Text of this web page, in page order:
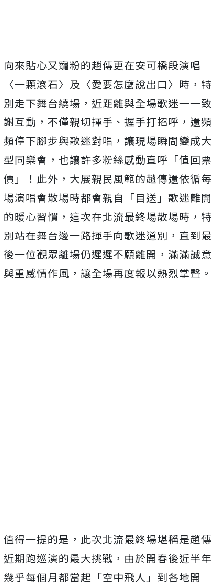
向來貼心又寵粉的趙傳更在安可橋段演唱
〈一顆滾石〉及〈愛要怎麼說出口〉時，特
別走下舞台繞場，近距離與全場歌迷一一致
謝互動，不僅親切揮手、握手打招呼，還頻
頻停下腳步與歌迷對唱，讓現場瞬間變成大
型同樂會，也讓許多粉絲感動直呼「值回票
價」！此外，大展親民風範的趙傳還依循每
場演唱會散場時都會親自「目送」歌迷離開
的暖心習慣，這次在北流最終場散場時，特
別站在舞台邊一路揮手向歌迷道別，直到最
後一位觀眾離場仍遲遲不願離開，滿滿誠意
與重感情作風，讓全場再度報以熱烈掌聲。
值得一提的是，此次北流最終場堪稱是趙傳
近期跑巡演的最大挑戰，由於開春後近半年
幾乎每個月都當起「空中飛人」到各地開